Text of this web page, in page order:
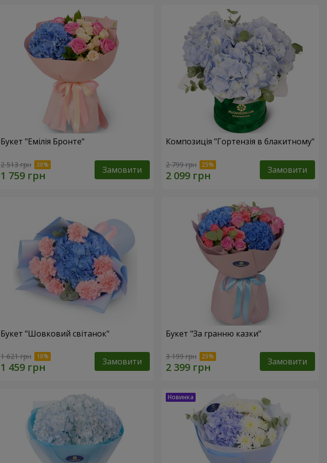
Букет "Емілія Бронте"
2 513 грн Замовити
Композиція "Гортензія в блакитному"
2 799 грн Замовити
Букет "Шовковий світанок"
1 621 грн Замовити
Букет "За гранню казки"
3 199 грн Замовити